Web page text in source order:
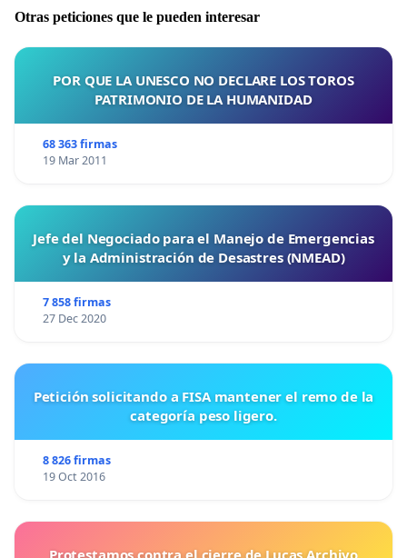
Otras peticiones que le pueden interesar
POR QUE LA UNESCO NO DECLARE LOS TOROS
PATRIMONIO DE LA HUMANIDAD
68 363 firmas
19 Mar 2011
Jefe del Negociado para el Manejo de Emergencias
y la Administración de Desastres (NMEAD)
7 858 firmas
27 Dec 2020
Petición solicitando a FISA mantener el remo de la
categoría peso ligero.
8 826 firmas
19 Oct 2016